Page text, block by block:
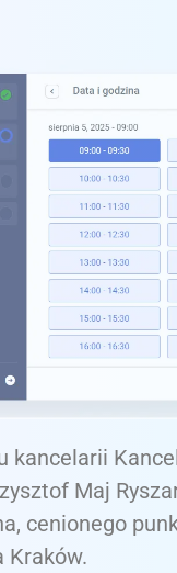
kancelarii
Maj
cenionego
Kraków.